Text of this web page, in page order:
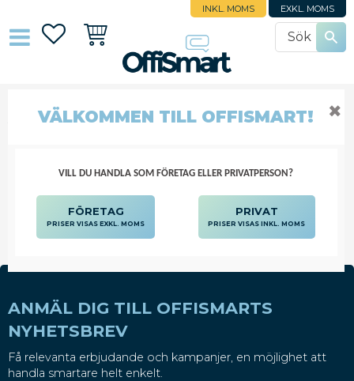
INKL. MOMS EXKL. MOMS
FavoriterKundvagn
ANALYSREDSKAP I-CHROMA
ANALYSREDSKAP I-CHROMA
ANMÄL DIG TILL OFFISMARTS
NYHETSBREV
Få relevanta erbjudande och kampanjer, en möjlighet att
handla smartare helt enkelt.
VÄLKOMMEN TILL OFFISMART!
VILL DU HANDLA SOM FÖRETAG ELLER PRIVATPERSON?
FÖRETAG
PRISER VISAS EXKL. MOMS
PRIVAT
PRISER VISAS INKL. MOMS
✖